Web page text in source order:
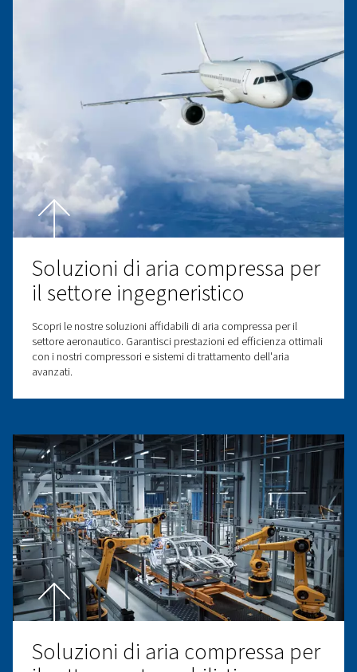
massime prestazioni!
Essiccatore a refrigerazione DW ES
Gli essiccatori d'aria a refrigerazione DW ES dotati di
ciclica avanzata si adattano alle vostre esigenze,
sprechi energetici e i costi operativi, mantenendo al
massima qualità dell'aria. Scopri di più qui.